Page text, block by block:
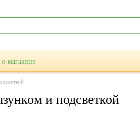
магазине
и подсветкой